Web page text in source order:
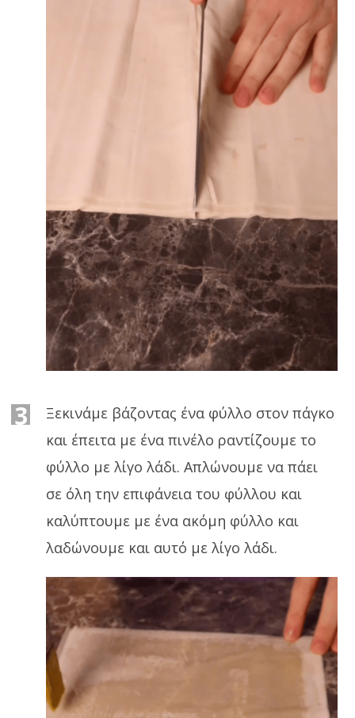
3
Ξεκινάμε βάζοντας ένα φύλλο στον πάγκο
και έπειτα με ένα πινέλο ραντίζουμε το
φύλλο με λίγο λάδι. Απλώνουμε να πάει
σε όλη την επιφάνεια του φύλλου και
καλύπτουμε με ένα ακόμη φύλλο και
λαδώνουμε και αυτό με λίγο λάδι.